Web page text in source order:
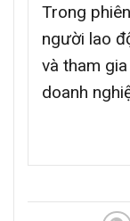
Trong
người lao
và tham
doanh